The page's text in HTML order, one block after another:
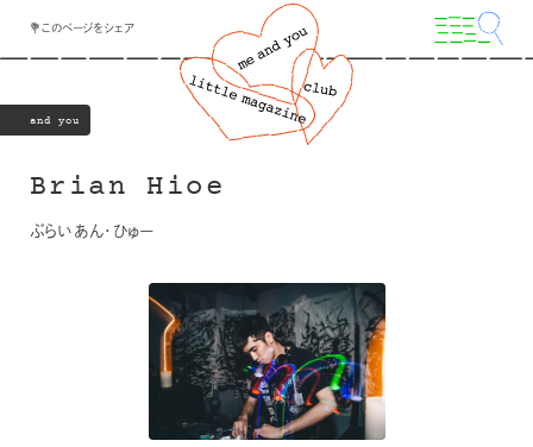
💐このページをシェア
and you
Brian Hioe
ぶらいあん・ひゅー